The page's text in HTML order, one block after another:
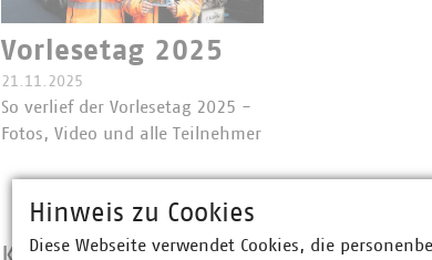
Vorlesetag 2025
21.11.2025
So verlief der Vorlesetag 2025 -
Fotos, Video und alle Teilnehmer
Hinweis zu Cookies
Diese Webseite verwendet Cookies, die